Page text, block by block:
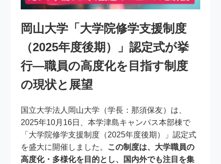
岡山大学「大学院修学支援制度
（2025年度後期）」認定式が挙
行―職員の高度化を目指す制度
の現状と展望
国立大学法人岡山大学（学長：那須保友）は、
2025年10月16日、本学津島キャンパス本部棟で
「大学院修学支援制度（2025年度後期）」認定式
を盛大に開催しました。 この制度は、大学職員の
高度化・多様化を目的とし、国内外でも注目を集